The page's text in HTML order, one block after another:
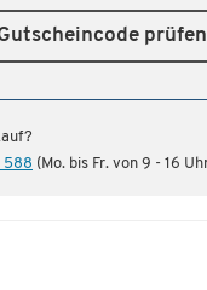
prüfen
588 (Mo. bis Fr. von 9 - 16